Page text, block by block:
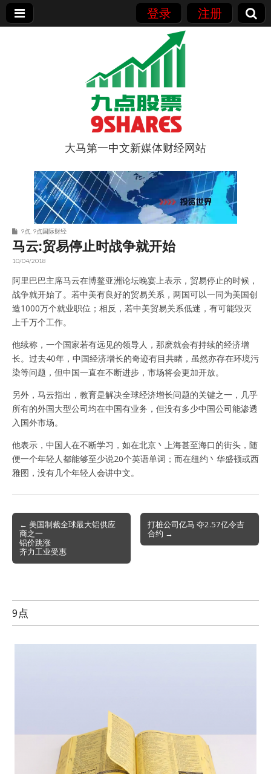
登录 注册
9点股票
大马第一中文新媒体财经网站
9点 9点国际财经
马云:贸易停止时战争就开始
10/04/2018
阿里巴巴主席马云在博鳌亚洲论坛晚宴上表示，贸易停止的时候，
战争就开始了。若中美有良好的贸易关系，两国可以一同为美国创
造1000万个就业职位；相反，若中美贸易关系低迷，有可能毁灭
上千万个工作。
他续称，一个国家若有远见的领导人，那麽就会有持续的经济增
长。过去40年，中国经济增长的奇迹有目共睹，虽然亦存在环境污
染等问题，但中国一直在不断进步，市场将会更加开放。
另外，马云指出，教育是解决全球经济增长问题的关键之一，几乎
所有的外国大型公司均在中国有业务，但没有多少中国公司能渗透
入国外市场。
他表示，中国人在不断学习，如在北京丶上海甚至海口的街头，随
便一个年轻人都能够至少说20个英语单词；而在纽约丶华盛顿或西
雅图，没有几个年轻人会讲中文。
Post
navigation
← 美国制裁全球最大铝供应
商之一
铝价跳涨
齐力工业受惠
打桩公司亿马 夺2.57亿令吉
合约 →
9点